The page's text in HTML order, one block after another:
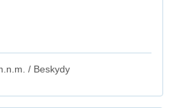
/ Beskydy